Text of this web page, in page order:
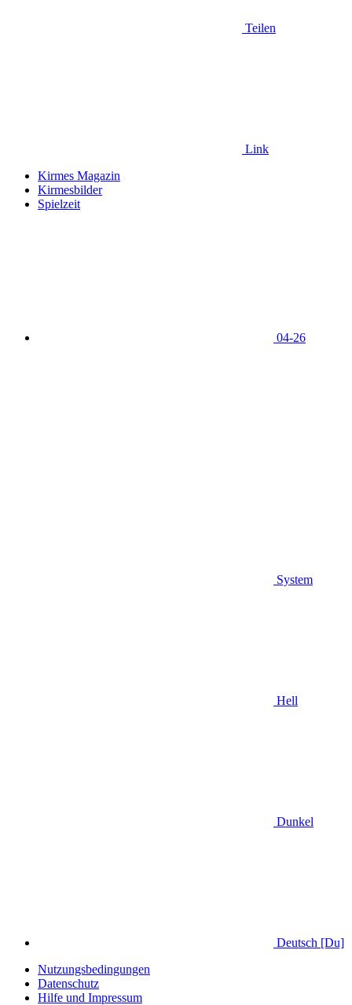
Teilen
Link
Kirmes Magazin
Kirmesbilder
Spielzeit
04-26
System
Hell
Dunkel
Deutsch [Du]
Nutzungsbedingungen
Datenschutz
Hilfe und Impressum